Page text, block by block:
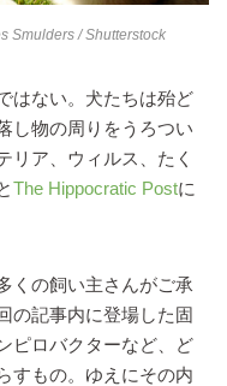
Smulders/ Shutterstock
はない。犬たちは殆ど
し物の周りをうろつい
リア、ウィルス、たく
The Hippocratic Postに
くの飼い主さんがご承
の記事内に登場した固
ピロバクターなど、ど
すもの。ゆえにその内